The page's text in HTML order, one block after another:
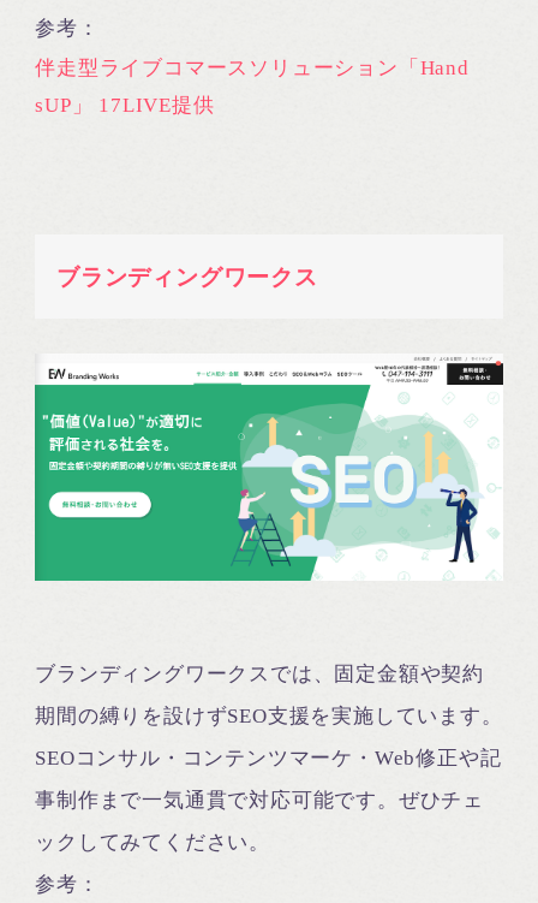
参考：
伴走型ライブコマースソリューション「Hand
sUP」 17LIVE提供
ブランディングワークス
ブランディングワークスでは、固定金額や契約
期間の縛りを設けずSEO支援を実施しています。
SEOコンサル・コンテンツマーケ・Web修正や記
事制作まで一気通貫で対応可能です。ぜひチェ
ックしてみてください。
参考：